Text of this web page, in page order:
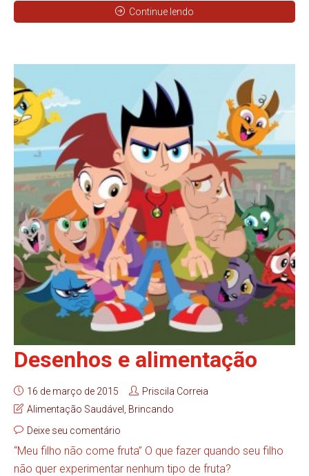
Continue lendo
Desenhos e alimentação
16 de março de 2015
Priscila Correia
Alimentação Saudável
Brincando
Deixe seu comentário
“Meu filho não come fruta” O que fazer quando seu filho
não quer experimentar nenhum tipo de fruta?